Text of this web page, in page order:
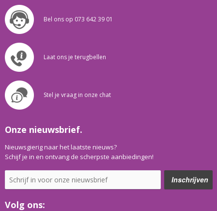
Bel ons op 073 642 39 01
Laat ons je terugbellen
Stel je vraag in onze chat
Onze nieuwsbrief.
Nieuwsgierig naar het laatste nieuws?
Schijf je in en ontvang de scherpste aanbiedingen!
Volg ons: